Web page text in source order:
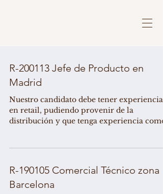
R-200113 Jefe de Producto en
Madrid
Nuestro candidato debe tener experiencia
en retail, pudiendo provenir de la
distribución y que tenga experiencia como
R-190105 Comercial Técnico zona
Barcelona